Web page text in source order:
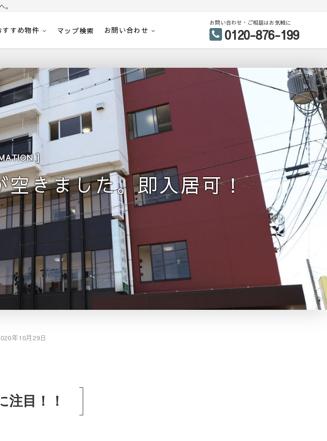
。
務所は川口商事株式会社
すすめ物件 マップ検索 お問い合わせ
お問い合わせ・ご相談はお気軽に
0120-876-199
きました。即入居可！
年10月29日
注目！！